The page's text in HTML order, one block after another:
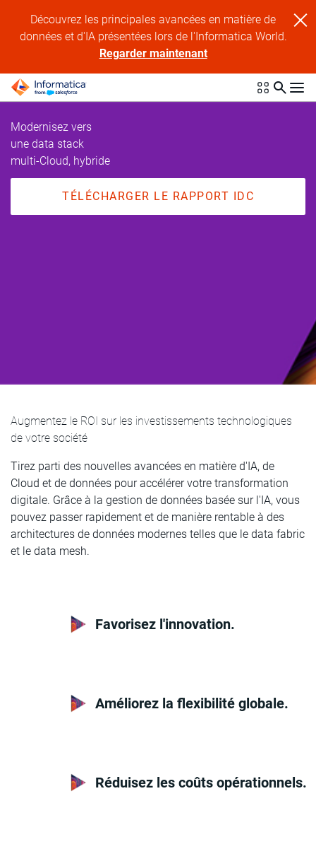
Découvrez les principales avancées en matière de
données et d'IA présentées lors de l'Informatica World.
Regarder maintenant
Modernisez vers
une data stack
multi-Cloud, hybride
TÉLÉCHARGER LE RAPPORT IDC
Augmentez le ROI sur les investissements technologiques
de votre société
Tirez parti des nouvelles avancées en matière d'IA, de
Cloud et de données pour accélérer votre transformation
digitale. Grâce à la gestion de données basée sur l'IA, vous
pouvez passer rapidement et de manière rentable à des
architectures de données modernes telles que le data fabric
et le data mesh.
Favorisez l'innovation.
Améliorez la flexibilité globale.
Réduisez les coûts opérationnels.